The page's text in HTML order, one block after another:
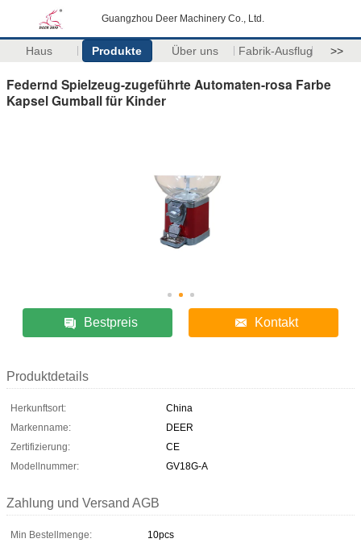
Guangzhou Deer Machinery Co., Ltd.
Haus Produkte Über uns Fabrik-Ausflug >>
Federnd Spielzeug-zugeführte Automaten-rosa Farbe
Kapsel Gumball für Kinder
Bestpreis Kontakt
Produktdetails
Herkunftsort:
China
Markenname:
DEER
Zertifizierung:
CE
Modellnummer:
GV18G-A
Zahlung und Versand AGB
Min Bestellmenge:
10pcs